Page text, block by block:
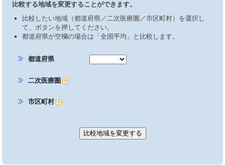
比較する地域を変更することができます。
比較したい地域（都道府県／二次医療圏／市区町村）を選択し
て、ボタンを押してください。
都道府県が空欄の場合は「全国平均」と比較します。
都道府県
二次医療圏
市区町村